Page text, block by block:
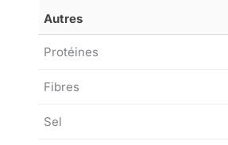
Autres
Protéines
Fibres
Sel